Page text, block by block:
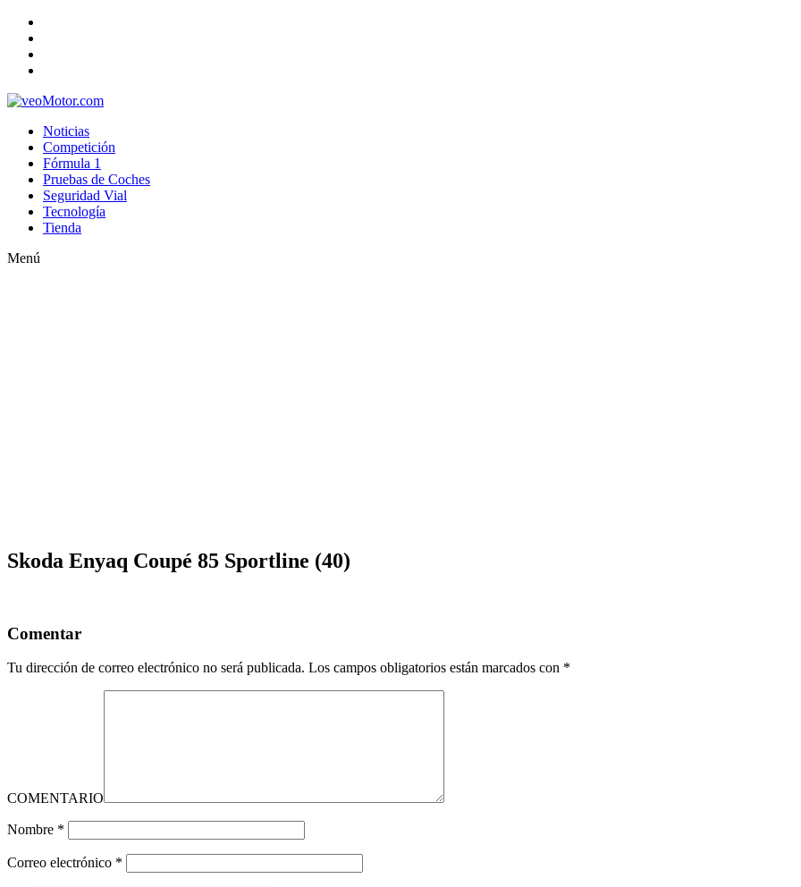
Noticias
Competición
Fórmula 1
Pruebas de Coches
Seguridad Vial
Tecnología
Tienda
Menú
Skoda Enyaq Coupé 85 Sportline (40)
Comentar
Tu dirección de correo electrónico no será publicada. Los campos obligatorios están marcados con *
COMENTARIO
Nombre *
Correo electrónico *